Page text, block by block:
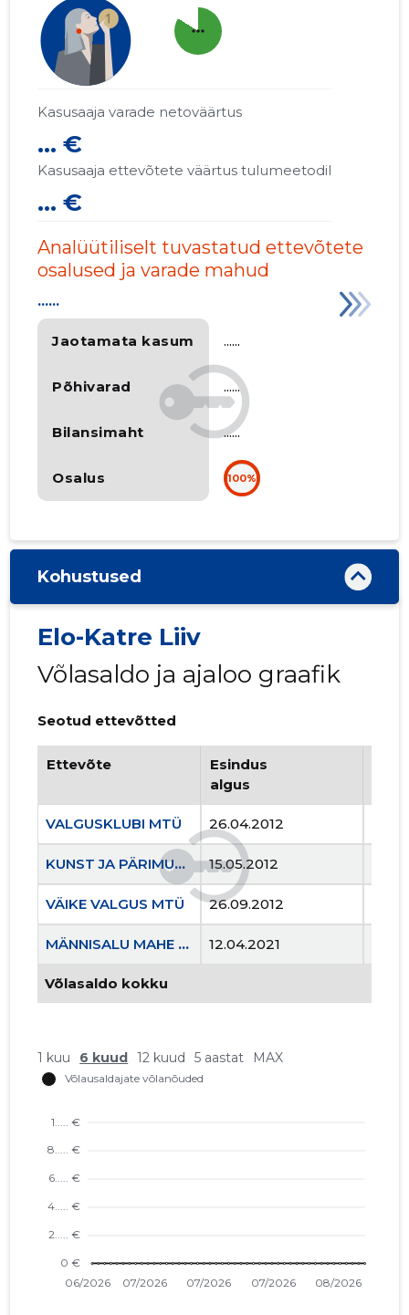
more_horiz
Kasusaaja varade netoväärtus
... €
Kasusaaja ettevõtete väärtus tulumeetodil
... €
Analüütiliselt tuvastatud ettevõtete
osalused ja varade mahud
Jaotamata kasum
Põhivarad
Bilansimaht
Osalus
......
......
......
......
100%
Kohustused
Elo-Katre Liiv
Võlasaldo ja ajaloo graafik
Seotud ettevõtted
Ettevõte
Esindus
algus
VALGUSKLUBI MTÜ 26.04.2012
KUNST JA PÄRIMUS OÜ 15.05.2012
VÄIKE VALGUS MTÜ 26.09.2012
MÄNNISALU MAHE OÜ 12.04.2021
Võlasaldo kokku
1 kuu 6 kuud 12 kuud 5 aastat MAX